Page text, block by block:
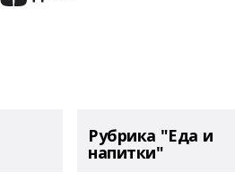
Рубрика "Еда и
напитки"